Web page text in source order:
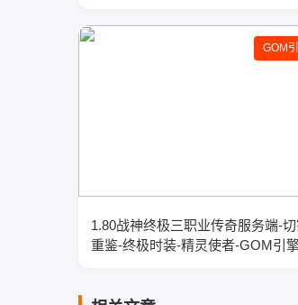
GOM
1.80战神终极三职业传奇服务端-切
重鉴-终极时装-精灵使者-GOM引